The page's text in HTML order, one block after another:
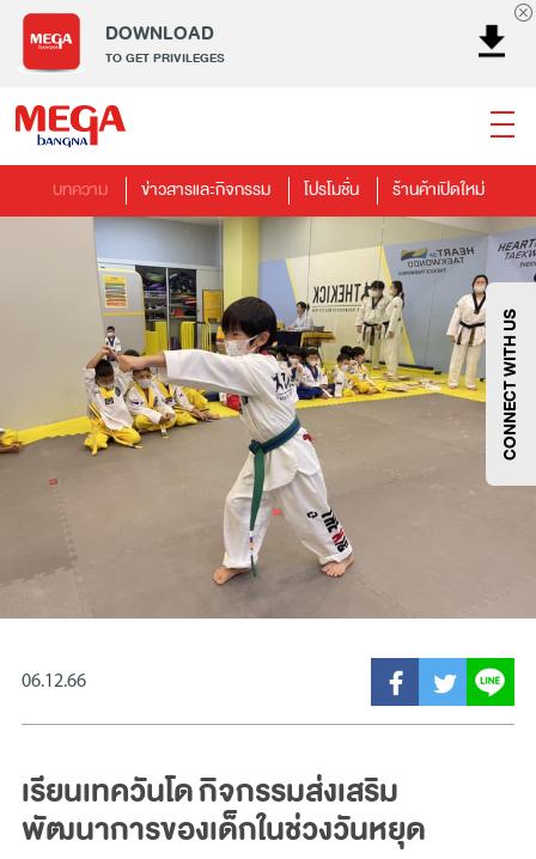
DOWNLOAD
TO GET PRIVILEGES
ธนาคาร ร้านอาหาร เอ็นเตอร์เทนเม้นท์
แฟชั่น
เครื่องประดับ
การตกแต่งบ้าน แม่และเด็ก
ไลฟ์สไตล์
เมกา สมาร์ท คิดส์ กีฬา
ซูเปอร์มาร์เก็ต
แกดเจ็ตและเทคโนโลยี
สุขภาพและความงาม
@Megabangna
CONNECT WITH US
บทความ ข่าวสารและกิจกรรม โปรโมชั่น ร้านค้าเปิดใหม่
06.12.66
เรียนเทควันโด กิจกรรมส่งเสริม
พัฒนาการของเด็กในช่วงวันหยุด